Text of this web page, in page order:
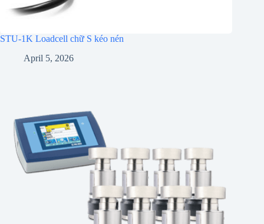
STU-1K Loadcell chữ S kéo nén
April 5, 2026